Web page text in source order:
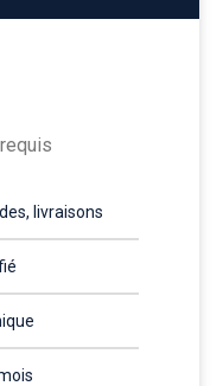
livraisons